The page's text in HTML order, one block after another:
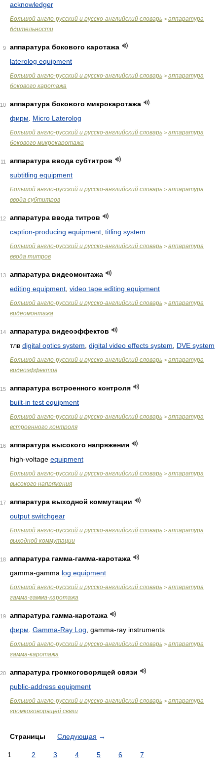
acknowledger
Большой англо-русский и русско-английский словарь > аппаратура
бдительности
9
аппаратура бокового каротажа
laterolog equipment
Большой англо-русский и русско-английский словарь > аппаратура
бокового каротажа
10
аппаратура бокового микрокаротажа
фирм
Micro Laterolog
Большой англо-русский и русско-английский словарь > аппаратура
бокового микрокаротажа
11
аппаратура ввода субтитров
subtitling equipment
Большой англо-русский и русско-английский словарь > аппаратура
ввода субтитров
12
аппаратура ввода титров
caption-producing equipment titling system
Большой англо-русский и русско-английский словарь > аппаратура
ввода титров
13
аппаратура видеомонтажа
editing equipment video tape editing equipment
Большой англо-русский и русско-английский словарь > аппаратура
видеомонтажа
14
аппаратура видеоэффектов
тлв digital optics system digital video effects system DVE system
Большой англо-русский и русско-английский словарь > аппаратура
видеоэффектов
15
аппаратура встроенного контроля
built-in test equipment
Большой англо-русский и русско-английский словарь > аппаратура
встроенного контроля
16
аппаратура высокого напряжения
high-voltage equipment
Большой англо-русский и русско-английский словарь > аппаратура
высокого напряжения
17
аппаратура выходной коммутации
output switchgear
Большой англо-русский и русско-английский словарь > аппаратура
выходной коммутации
18
аппаратура гамма-гамма-каротажа
gamma-gamma log equipment
Большой англо-русский и русско-английский словарь > аппаратура
гамма-гамма-каротажа
19
аппаратура гамма-каротажа
фирм Gamma-Ray Log , gamma-ray instruments
Большой англо-русский и русско-английский словарь > аппаратура
гамма-каротажа
20
аппаратура громкоговорящей связи
public-address equipment
Большой англо-русский и русско-английский словарь > аппаратура
громкоговорящей связи
Страницы Следующая →
1 2 3 4 5 6 7